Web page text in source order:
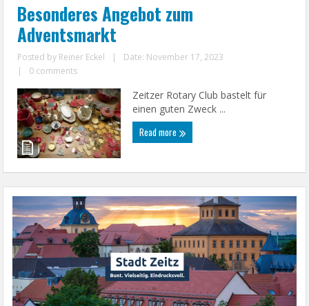
Besonderes Angebot zum
Adventsmarkt
Posted by Reiner Eckel |
Date: November 17, 2023
|
0 comments
Zeitzer Rotary Club bastelt für
einen guten Zweck ...
Read more